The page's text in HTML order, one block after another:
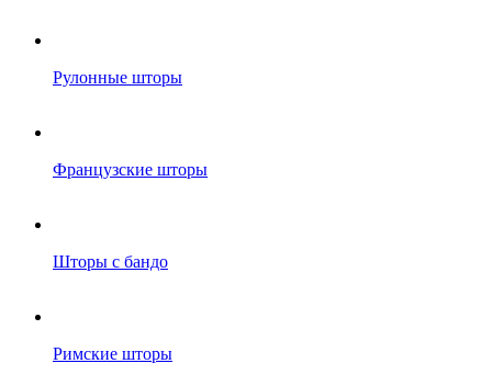
Рулонные шторы
Французские шторы
Шторы с бандо
Римские шторы